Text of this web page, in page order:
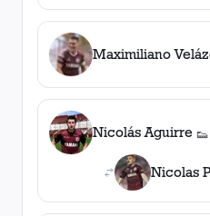
Maximiliano
Nicolás Aguirre 👟
1
Nicolas